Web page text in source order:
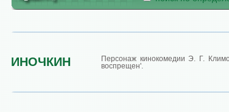
ИНОЧКИН
Персонаж кинокомедии Э. Г.
воспрещен'.